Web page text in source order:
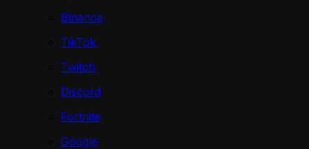
Binance
TikTok
Twitch
Discord
Fortnite
Google